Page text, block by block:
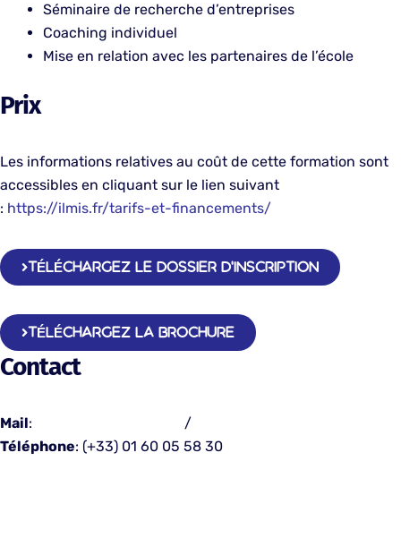
Prix
Les informations relatives au coût de cette formation sont
accessibles en cliquant sur le lien suivant
: https://ilmis.fr/tarifs-et-financements/
Séminaire de recherche d’entreprises
Coaching individuel
Mise en relation avec les partenaires de l’école
Contact
Mail: /
Téléphone: (+33) 01 60 05 58 30
TÉLÉCHARGEZ LE DOSSIER D'INSCRIPTION
TÉLÉCHARGEZ LA BROCHURE